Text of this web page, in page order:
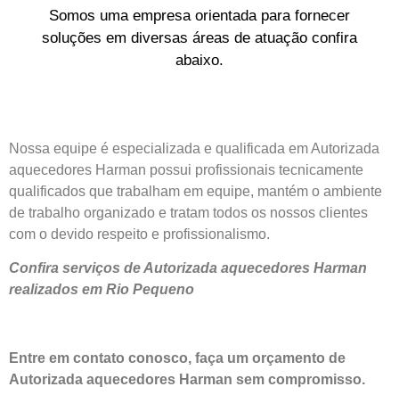
Somos uma empresa orientada para fornecer
soluções em diversas áreas de atuação confira
abaixo.
Nossa equipe é especializada e qualificada em Autorizada
aquecedores Harman possui profissionais tecnicamente
qualificados que trabalham em equipe, mantém o ambiente
de trabalho organizado e tratam todos os nossos clientes
com o devido respeito e profissionalismo.
Confira serviços de Autorizada aquecedores Harman
realizados em Rio Pequeno
Entre em contato conosco, faça um orçamento de
Autorizada aquecedores Harman sem compromisso.